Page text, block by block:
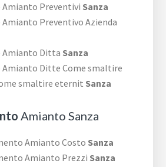
Amianto Preventivi Sanza
Preventivo Azienda
Amianto Ditta Sanza
Amianto Ditte Come smaltire
smaltire eternit Sanza
Amianto Sanza
Amianto Costo Sanza
Amianto Prezzi Sanza